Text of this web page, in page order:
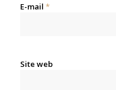
E-mail *
Site web